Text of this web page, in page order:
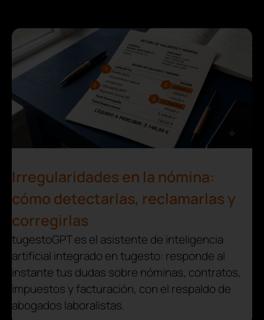
Irregularidades en la nómina:
cómo detectarlas, reclamarlas y
corregirlas
tugestoGPT es el asistente de inteligencia
artificial integrado en tugesto: responde al
instante tus dudas sobre nóminas, contratos,
impuestos y facturación, con el respaldo de
abogados laboralistas.